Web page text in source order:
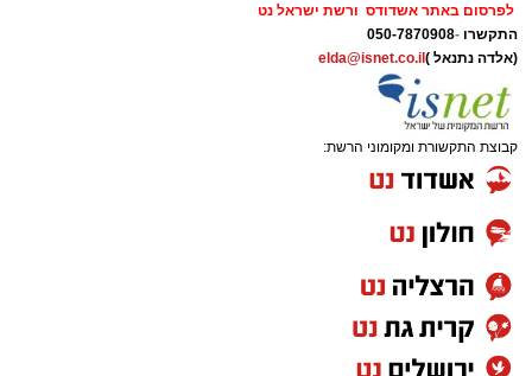
המעמד, שהתקיים ביוזמת 'מעגלים', נערך
בראשות בעל המנגן ר' דודי קאליש, שידוע
ופנימי, כשלצידו ליד השולחן הסיבו, חבושי
שטריימלך, מקהלת "נגינה" המפוארת בליווי הרכב
מוזיקלי מורחב. ואכן, בשעות הבאות נסחפו
לפרסום באתר אשדודס ורשת ישראל נט
התקשרו -
050-7870908
(אלדה נתנאל )elda@isnet.co.il
קבוצת התקשורת ומקומוני הרשת: